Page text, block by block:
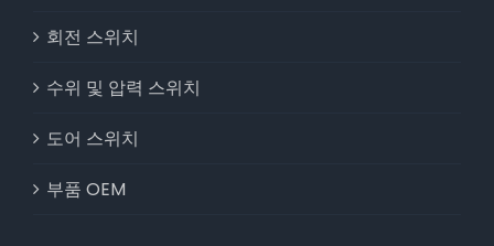
회전 스위치
수위 및 압력 스위치
도어 스위치
부품 OEM